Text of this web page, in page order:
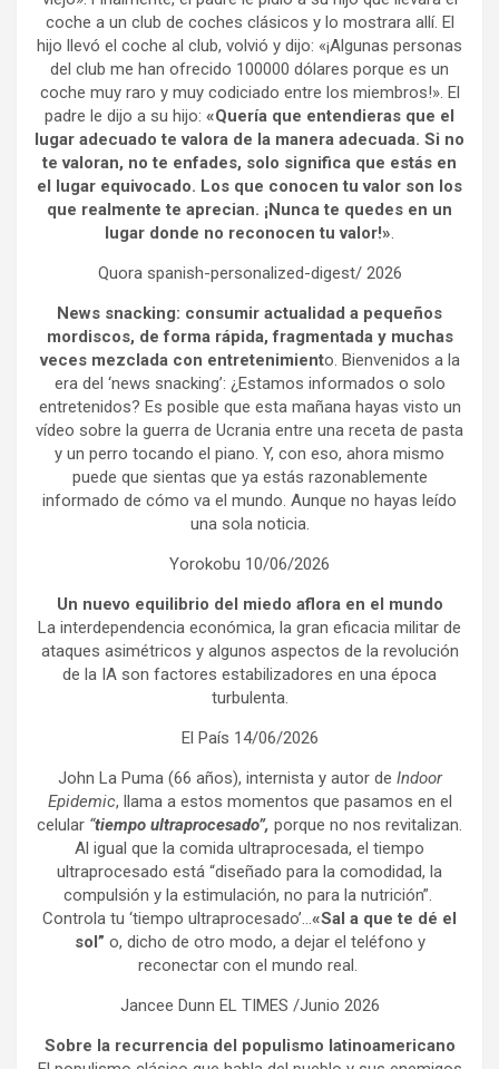
coche a un club de coches clásicos y lo mostrara allí. El
hijo llevó el coche al club, volvió y dijo: «¡Algunas personas
del club me han ofrecido 100000 dólares porque es un
coche muy raro y muy codiciado entre los miembros!». El
padre le dijo a su hijo: «Quería que entendieras que el
lugar adecuado te valora de la manera adecuada. Si no
te valoran, no te enfades, solo significa que estás en
el lugar equivocado. Los que conocen tu valor son los
que realmente te aprecian. ¡Nunca te quedes en un
lugar donde no reconocen tu valor!».
Quora spanish-personalized-digest/ 2026
News snacking: consumir actualidad a pequeños
mordiscos, de forma rápida, fragmentada y muchas
veces mezclada con entretenimiento. Bienvenidos a la
era del ‘news snacking’: ¿Estamos informados o solo
entretenidos? Es posible que esta mañana hayas visto un
vídeo sobre la guerra de Ucrania entre una receta de pasta
y un perro tocando el piano. Y, con eso, ahora mismo
puede que sientas que ya estás razonablemente
informado de cómo va el mundo. Aunque no hayas leído
una sola noticia.
Yorokobu 10/06/2026
Un nuevo equilibrio del miedo aflora en el mundo
La interdependencia económica, la gran eficacia militar de
ataques asimétricos y algunos aspectos de la revolución
de la IA son factores estabilizadores en una época
turbulenta.
El País 14/06/2026
John La Puma (66 años), internista y autor de Indoor
Epidemic, llama a estos momentos que pasamos en el
celular “tiempo ultraprocesado”, porque no nos revitalizan.
Al igual que la comida ultraprocesada, el tiempo
ultraprocesado está “diseñado para la comodidad, la
compulsión y la estimulación, no para la nutrición”.
Controla tu ‘tiempo ultraprocesado’…«Sal a que te dé el
sol” o, dicho de otro modo, a dejar el teléfono y
reconectar con el mundo real.
Jancee Dunn EL TIMES /Junio 2026
Sobre la recurrencia del populismo latinoamericano